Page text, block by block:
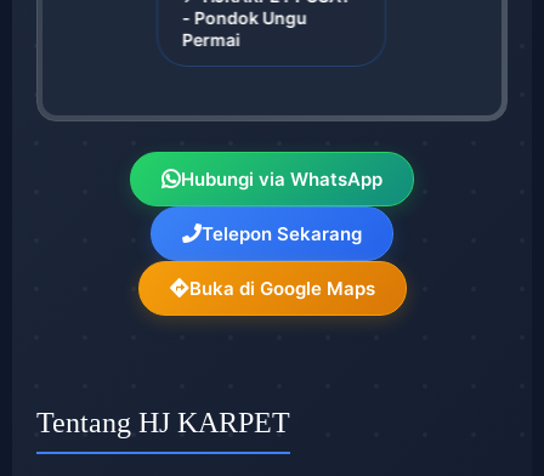
- Pondok Ungu
Permai
Hubungi via WhatsApp
Telepon Sekarang
Buka di Google Maps
Tentang HJ KARPET